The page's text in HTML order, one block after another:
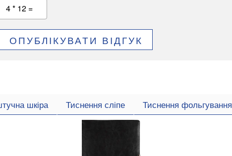
4 * 12 =
ОПУБЛІКУВАТИ ВІДГУК
шкіра Тиснення сліпе Тиснення фольгування